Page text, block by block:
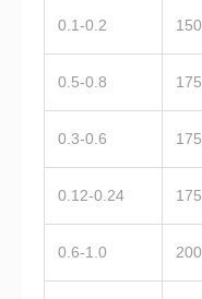
0.1-0.2 150
0.5-0.8 175
0.3-0.6 175
0.12-0.24 175
0.6-1.0 200